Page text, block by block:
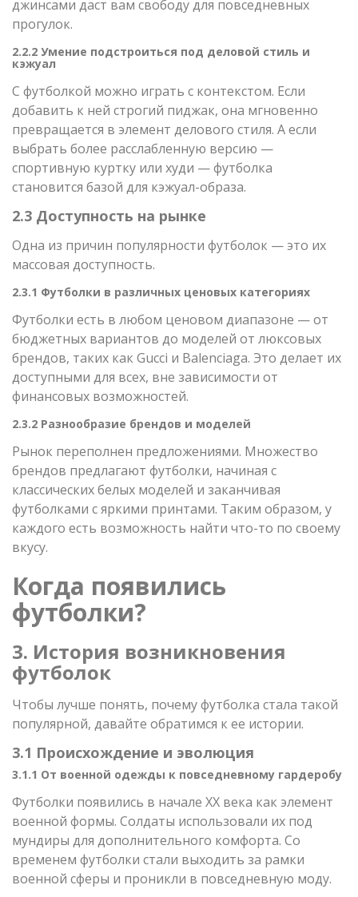
джинсами даст вам свободу для повседневных
прогулок.
2.2.2 Умение подстроиться под деловой стиль и
кэжуал
С футболкой можно играть с контекстом. Если
добавить к ней строгий пиджак, она мгновенно
превращается в элемент делового стиля. А если
выбрать более расслабленную версию —
спортивную куртку или худи — футболка
становится базой для кэжуал-образа.
2.3 Доступность на рынке
Одна из причин популярности футболок — это их
массовая доступность.
2.3.1 Футболки в различных ценовых категориях
Футболки есть в любом ценовом диапазоне — от
бюджетных вариантов до моделей от люксовых
брендов, таких как Gucci и Balenciaga. Это делает их
доступными для всех, вне зависимости от
финансовых возможностей.
2.3.2 Разнообразие брендов и моделей
Рынок переполнен предложениями. Множество
брендов предлагают футболки, начиная с
классических белых моделей и заканчивая
футболками с яркими принтами. Таким образом, у
каждого есть возможность найти что-то по своему
вкусу.
Когда появились
футболки?
3. История возникновения
футболок
Чтобы лучше понять, почему футболка стала такой
популярной, давайте обратимся к ее истории.
3.1 Происхождение и эволюция
3.1.1 От военной одежды к повседневному гардеробу
Футболки появились в начале XX века как элемент
военной формы. Солдаты использовали их под
мундиры для дополнительного комфорта. Со
временем футболки стали выходить за рамки
военной сферы и проникли в повседневную моду.